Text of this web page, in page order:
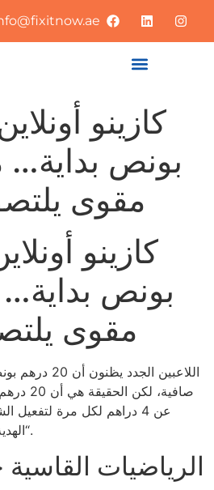
بونص
مقوى
بونص
مقوى
عن 4 دراهم لكل مرة لتفعيل
“الهدية” المزعومة وواقع الألعاب.
الرياضيات